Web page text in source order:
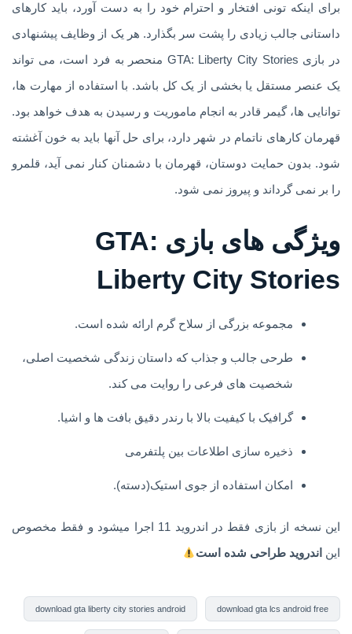
برای اینکه تونی افتخار و احترام خود را به دست آورد، باید کارهای
داستانی جالب زیادی را پشت سر بگذارد. هر یک از وظایف پیشنهادی
در بازی GTA: Liberty City Stories منحصر به فرد است، می تواند
یک عنصر مستقل یا بخشی از یک کل باشد. با استفاده از مهارت ها،
توانایی ها، گیمر قادر به انجام ماموریت و رسیدن به هدف خواهد بود.
قهرمان کارهای ناتمام در شهر دارد، برای حل آنها باید به خون آغشته
شود. بدون حمایت دوستان، قهرمان با دشمنان کنار نمی آید، قلمرو
را بر نمی گرداند و پیروز نمی شود.
ویژگی های بازی GTA:
Liberty City Stories
مجموعه بزرگی از سلاح گرم ارائه شده است.
طرحی جالب و جذاب که داستان زندگی شخصیت اصلی،
شخصیت های فرعی را روایت می کند.
گرافیک با کیفیت بالا با رندر دقیق بافت ها و اشیا.
ذخیره سازی اطلاعات بین پلتفرمی
امکان استفاده از جوی استیک(دسته).
این نسخه از بازی فقط در اندروید 11 اجرا میشود و فقط مخصوص
این اندروید طراحی شده است
download gta lcs android free
download gta liberty city stories android